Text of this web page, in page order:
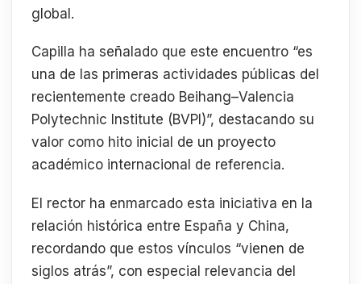
global.
Capilla ha señalado que este encuentro “es
una de las primeras actividades públicas del
recientemente creado Beihang–Valencia
Polytechnic Institute (BVPI)”, destacando su
valor como hito inicial de un proyecto
académico internacional de referencia.
El rector ha enmarcado esta iniciativa en la
relación histórica entre España y China,
recordando que estos vínculos “vienen de
siglos atrás”, con especial relevancia del